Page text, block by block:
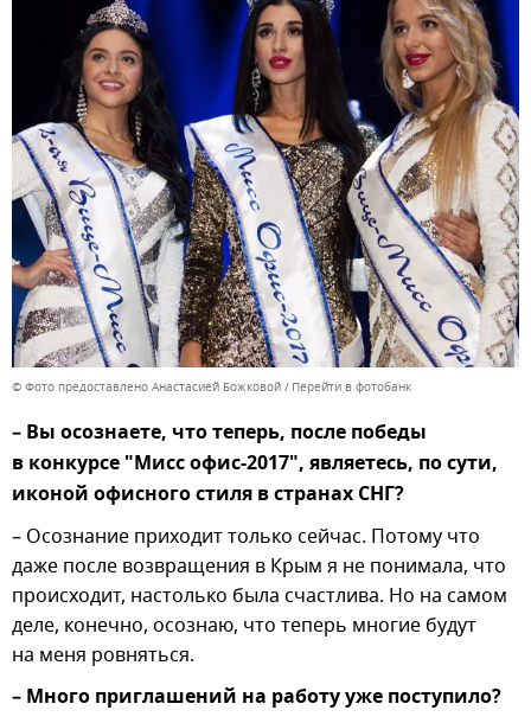
© Фото предоставлено Анастасией Божковой Перейти в фотобанк
– Вы осознаете, что теперь, после победы
в конкурсе "Мисс офис-2017", являетесь, по сути,
иконой офисного стиля в странах СНГ?
– Осознание приходит только сейчас. Потому что
даже после возвращения в Крым я не понимала, что
происходит, настолько была счастлива. Но на самом
деле, конечно, осознаю, что теперь многие будут
на меня ровняться.
– Много приглашений на работу уже поступило?